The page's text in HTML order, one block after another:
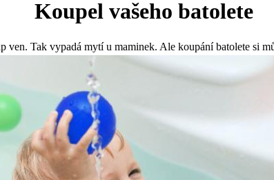
Koupel vašeho batolete
ven. Tak vypadá mytí u maminek. Ale koupání batolete si